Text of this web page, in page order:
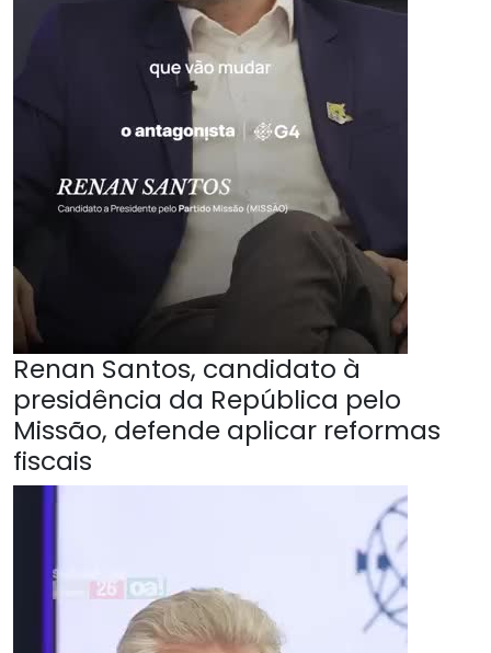
Renan Santos, candidato à
presidência da República pelo
Missão, defende aplicar reformas
fiscais